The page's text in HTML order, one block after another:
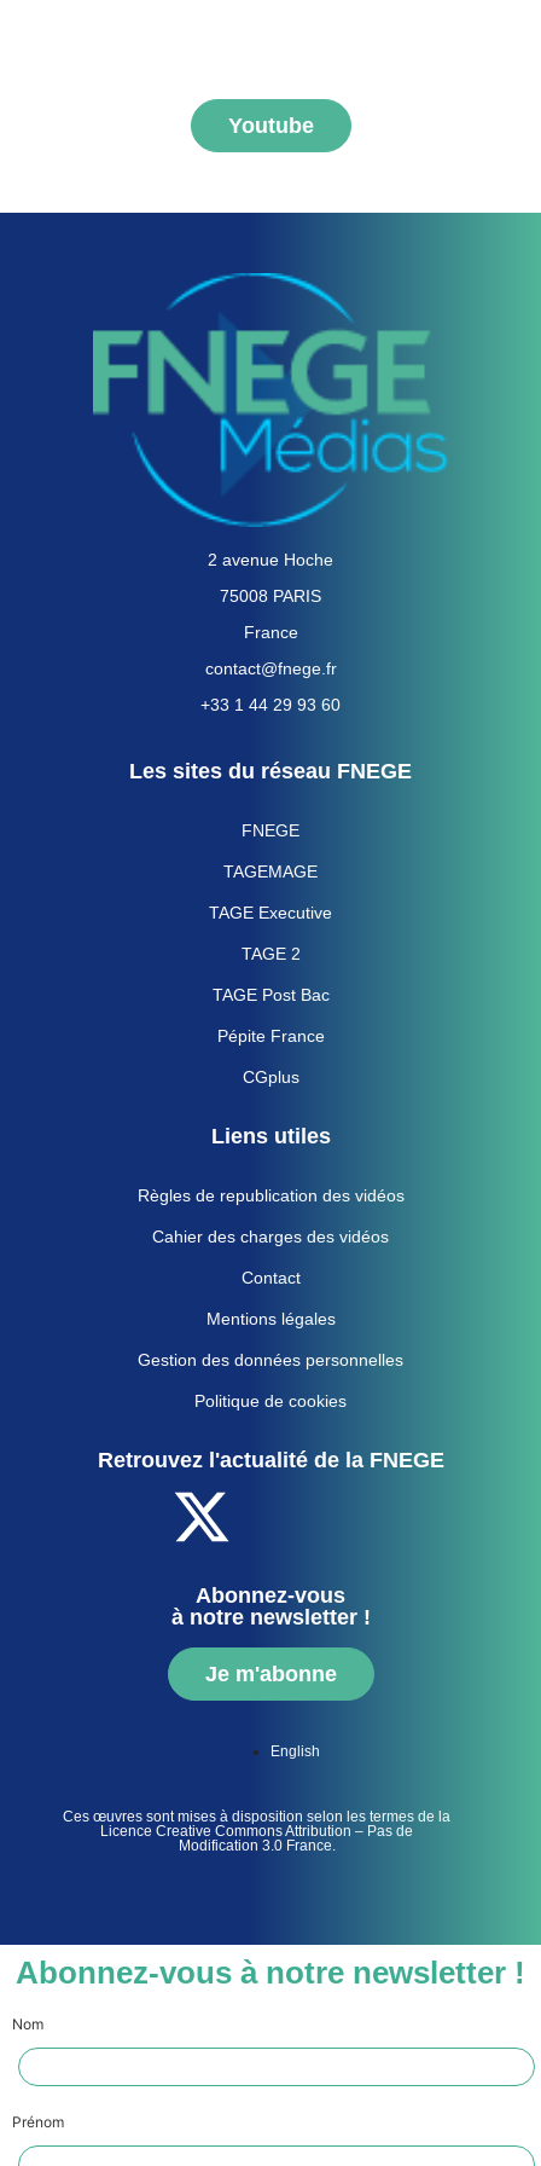
Youtube
2 avenue Hoche
75008 PARIS
France
contact@fnege.fr
+33 1 44 29 93 60
Les sites du réseau FNEGE
FNEGE
TAGEMAGE
TAGE Executive
TAGE 2
TAGE Post Bac
Pépite France
CGplus
Liens utiles
Règles de republication des vidéos
Cahier des charges des vidéos
Contact
Mentions légales
Gestion des données personnelles
Politique de cookies
Retrouvez l'actualité de la FNEGE
Abonnez-vous
à notre newsletter !
Je m'abonne
English
Ces œuvres sont mises à disposition selon les termes de la
Licence Creative Commons Attribution – Pas de
Modification 3.0 France.
Abonnez-vous à notre newsletter !
Nom
Prénom